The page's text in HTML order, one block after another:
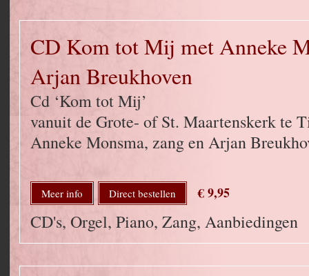
CD Kom tot Mij met Anneke
Arjan Breukhoven
Cd ‘Kom tot Mij’
vanuit de Grote- of St. Maartenskerk te
Anneke Monsma, zang en Arjan
Meer info Direct bestellen € 9,95
CD's, Orgel, Piano, Zang, Aanbiedingen